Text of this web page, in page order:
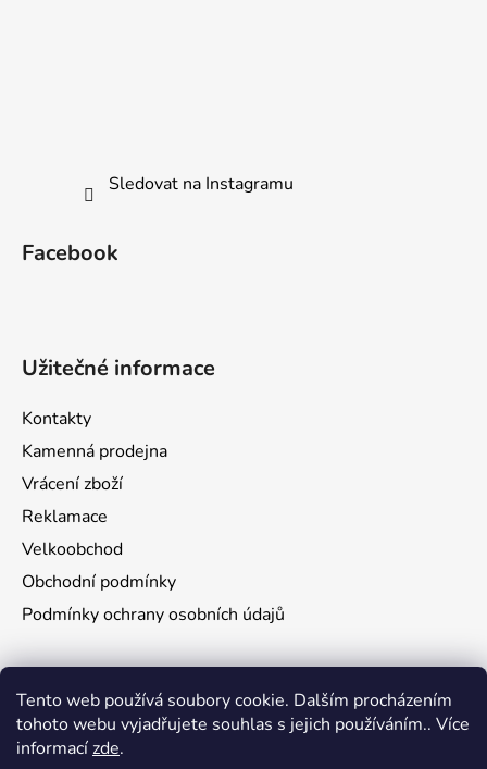
Tento web používá soubory cookie. Dalším procházením
tohoto webu vyjadřujete souhlas s jejich používáním.. Více
informacízde.
Sledovat na Instagramu
Facebook
Užitečné informace
Kontakty
Kamenná prodejna
Vrácení zboží
Reklamace
Velkoobchod
Obchodní podmínky
Podmínky ochrany osobních údajů
Aktuality
Jak namontovat a nastřelit puškohled na zbraň